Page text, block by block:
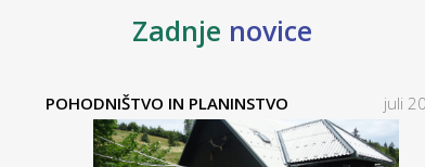
Zadnje novice
POHODNIŠTVO IN PLANINSTVO juli